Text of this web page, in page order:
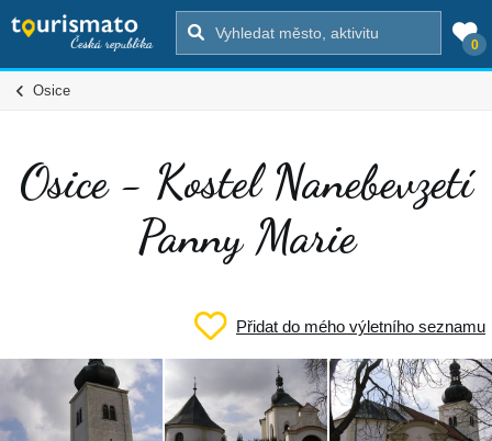
0
Osice
Osice - Kostel Nanebevzetí
Panny Marie
Přidat do mého výletního seznamu